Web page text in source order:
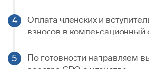
Оплата членских и
взносов в компенсационный
По готовности направляем